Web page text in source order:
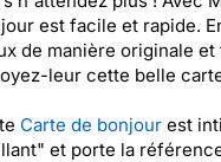
est facile et rapide.
de manière originale et
leur cette belle
Carte de bonjourest
et porte la